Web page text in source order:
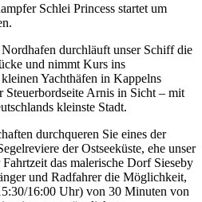
Schlei Princess startet um
durchläuft unser Schiff die
und nimmt Kurs ins
Yachthäfen in Kappelns
Steuerbordseite Arnis in Sicht – mit
kleinste Stadt.
durchqueren Sie eines der
der Ostseeküste, ehe unser
das malerische Dorf Sieseby
und Radfahrer die Möglichkeit,
16:00 Uhr) von 30 Minuten von